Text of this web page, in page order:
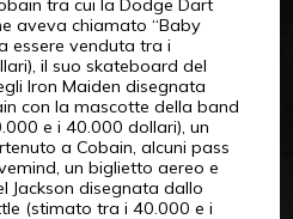
tra cui la Dodge Dart
aveva chiamato “Baby
essere venduta tra i
il suo skateboard del
Iron Maiden disegnata
con la mascotte della band
e i 40.000 dollari), un
a Cobain, alcuni pass
un biglietto aereo e
Jackson disegnata dallo
(stimato tra i 40.000 e i